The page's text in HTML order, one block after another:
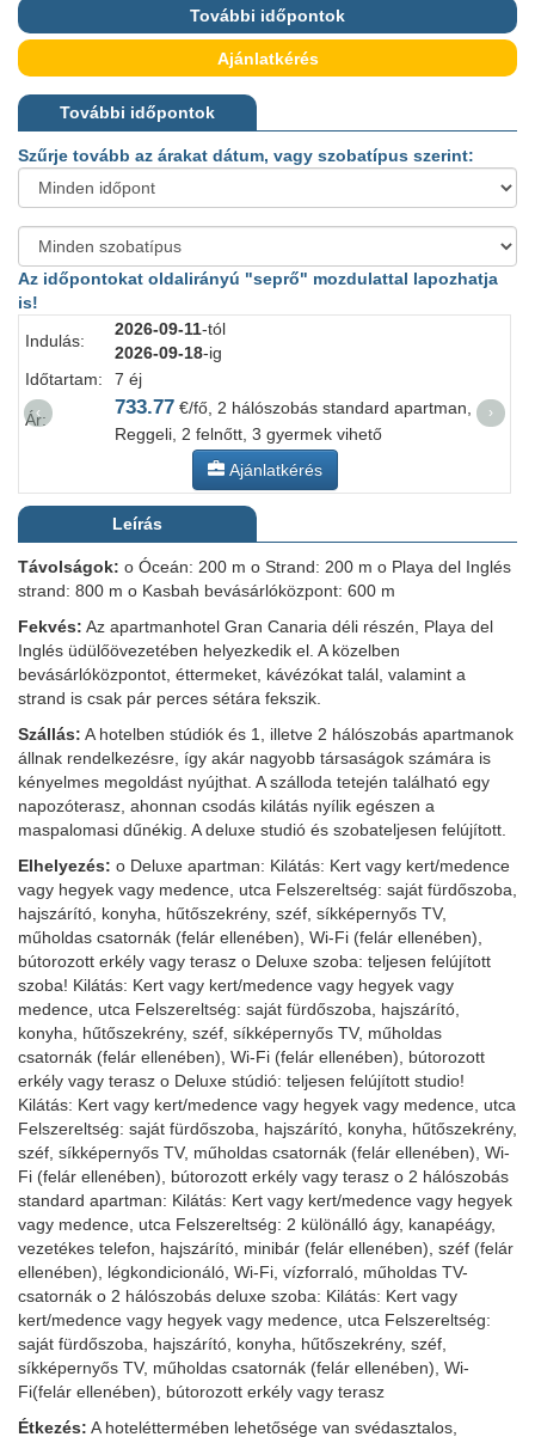
További időpontok
Ajánlatkérés
További időpontok
Szűrje tovább az árakat dátum, vagy szobatípus szerint:
Az időpontokat oldalirányú "seprő" mozdulattal lapozhatja
is!
Indulás:
2026-09-11-tól
2026-09-18-ig
Időtartam:
7 éj
Ár:
733.77 €/fő, 2 hálószobás standard apartman,
Reggeli, 2 felnőtt, 3 gyermek vihető
Ajánlatkérés
‹ ›
Leírás
Távolságok: o Óceán: 200 m o Strand: 200 m o Playa del Inglés
strand: 800 m o Kasbah bevásárlóközpont: 600 m
Fekvés: Az apartmanhotel Gran Canaria déli részén, Playa del
Inglés üdülőövezetében helyezkedik el. A közelben
bevásárlóközpontot, éttermeket, kávézókat talál, valamint a
strand is csak pár perces sétára fekszik.
Szállás: A hotelben stúdiók és 1, illetve 2 hálószobás apartmanok
állnak rendelkezésre, így akár nagyobb társaságok számára is
kényelmes megoldást nyújthat. A szálloda tetején található egy
napozóterasz, ahonnan csodás kilátás nyílik egészen a
maspalomasi dűnékig. A deluxe studió és szobateljesen felújított.
Elhelyezés: o Deluxe apartman: Kilátás: Kert vagy kert/medence
vagy hegyek vagy medence, utca Felszereltség: saját fürdőszoba,
hajszárító, konyha, hűtőszekrény, széf, síkképernyős TV,
műholdas csatornák (felár ellenében), Wi-Fi (felár ellenében),
bútorozott erkély vagy terasz o Deluxe szoba: teljesen felújított
szoba! Kilátás: Kert vagy kert/medence vagy hegyek vagy
medence, utca Felszereltség: saját fürdőszoba, hajszárító,
konyha, hűtőszekrény, széf, síkképernyős TV, műholdas
csatornák (felár ellenében), Wi-Fi (felár ellenében), bútorozott
erkély vagy terasz o Deluxe stúdió: teljesen felújított studio!
Kilátás: Kert vagy kert/medence vagy hegyek vagy medence, utca
Felszereltség: saját fürdőszoba, hajszárító, konyha, hűtőszekrény,
széf, síkképernyős TV, műholdas csatornák (felár ellenében), Wi-
Fi (felár ellenében), bútorozott erkély vagy terasz o 2 hálószobás
standard apartman: Kilátás: Kert vagy kert/medence vagy hegyek
vagy medence, utca Felszereltség: 2 különálló ágy, kanapéágy,
vezetékes telefon, hajszárító, minibár (felár ellenében), széf (felár
ellenében), légkondicionáló, Wi-Fi, vízforraló, műholdas TV-
csatornák o 2 hálószobás deluxe szoba: Kilátás: Kert vagy
kert/medence vagy hegyek vagy medence, utca Felszereltség:
saját fürdőszoba, hajszárító, konyha, hűtőszekrény, széf,
síkképernyős TV, műholdas csatornák (felár ellenében), Wi-
Fi(felár ellenében), bútorozott erkély vagy terasz
Étkezés: A hoteléttermében lehetősége van svédasztalos,